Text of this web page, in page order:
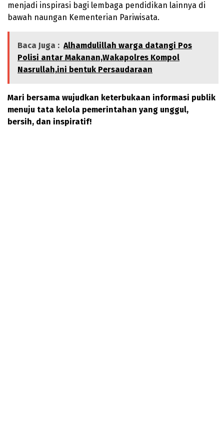
menjadi inspirasi bagi lembaga pendidikan lainnya di
bawah naungan Kementerian Pariwisata.
Baca Juga : Alhamdulillah warga datangi Pos
Polisi antar Makanan,Wakapolres Kompol
Nasrullah,ini bentuk Persaudaraan
Mari bersama wujudkan keterbukaan informasi publik
menuju tata kelola pemerintahan yang unggul,
bersih, dan inspiratif!